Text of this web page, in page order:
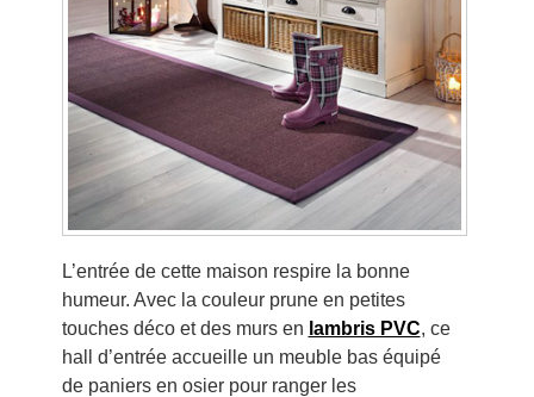
L’entrée de cette maison respire la bonne
humeur. Avec la couleur prune en petites
touches déco et des murs en lambris PVC, ce
hall d’entrée accueille un meuble bas équipé
de paniers en osier pour ranger les